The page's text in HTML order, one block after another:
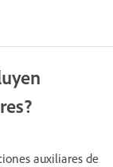
auxiliares de